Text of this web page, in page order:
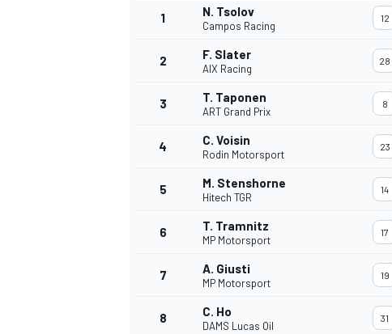
1 N. Tsolov
Campos Racing
12
2 F. Slater
AIX Racing
28
3 T. Taponen
ART Grand Prix
8
4 C. Voisin
Rodin Motorsport
23
5 M. Stenshorne
Hitech TGR
14
6 T. Tramnitz
MP Motorsport
17
7 A. Giusti
MP Motorsport
19
8 C. Ho
DAMS Lucas Oil
31